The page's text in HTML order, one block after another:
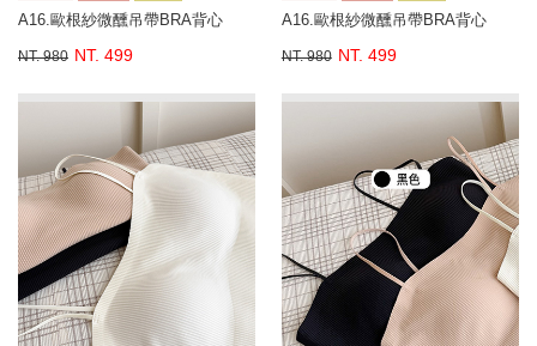
A16.歐根紗微醺吊帶BRA背心
NT. 980 NT. 499
A16.歐根紗微醺吊帶BRA背心
NT. 980 NT. 499